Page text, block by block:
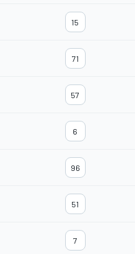
15
71
57
6
96
51
7